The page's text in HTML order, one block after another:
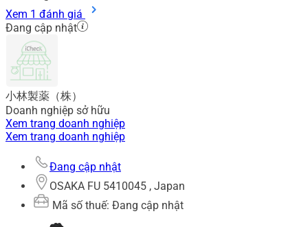
Xem 1 đánh giá
Đang cập nhật
小林製薬（株）
Doanh nghiệp sở hữu
Xem trang doanh nghiệp
Xem trang doanh nghiệp
Đang cập nhật
OSAKA FU 5410045 , Japan
Mã số thuế: Đang cập nhật